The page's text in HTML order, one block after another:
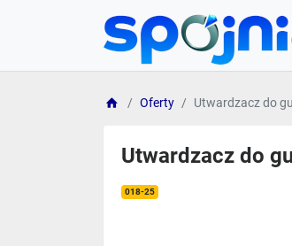
Oferty Utwardzacz do
Utwardzacz do
018-25